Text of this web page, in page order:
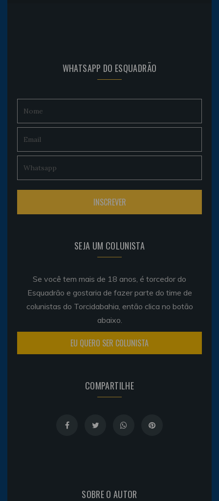
WHATSAPP DO ESQUADRÃO
SEJA UM COLUNISTA
Se você tem mais de 18 anos, é torcedor do
Esquadrão e gostaria de fazer parte do time de
colunistas do Torcidabahia, então clica no botão
abaixo.
EU QUERO SER COLUNISTA
COMPARTILHE
SOBRE O AUTOR